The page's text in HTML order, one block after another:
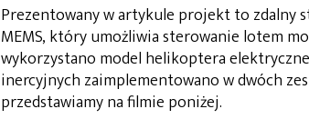
Prezentowany w artykule projekt to zdalny
MEMS, który umożliwia sterowanie lotem
wykorzystano model helikoptera
inercyjnych zaimplementowano w dwóch
przedstawiamy na filmie poniżej.